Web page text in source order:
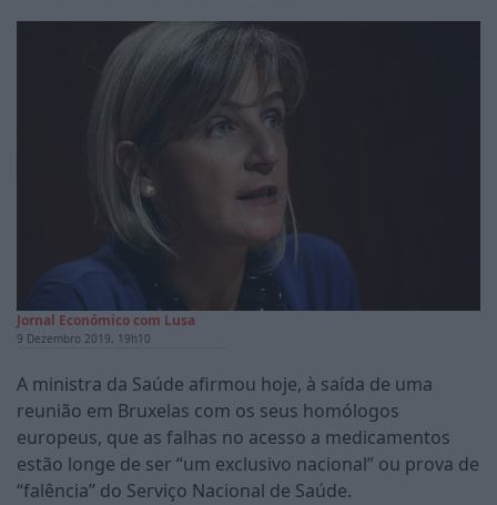
Jornal Económico com Lusa
9 Dezembro 2019, 19h10
A ministra da Saúde afirmou hoje, à saída de uma
reunião em Bruxelas com os seus homólogos
europeus, que as falhas no acesso a medicamentos
estão longe de ser “um exclusivo nacional” ou prova de
“falência” do Serviço Nacional de Saúde.